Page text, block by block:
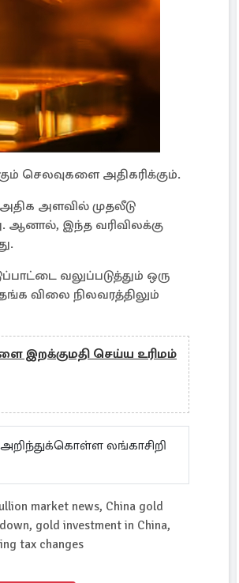
செலவுகளை அதிகரிக்கும்.
அளவில் முதலீடு
ஆனால், இந்த வரிவிலக்கு
வலுப்படுத்தும் ஒரு
விலை நிலவரத்திலும்
இறக்குமதி செய்ய உரிமம்
லங்காசிறி
market news, China gold
gold investment in China,
tax changes